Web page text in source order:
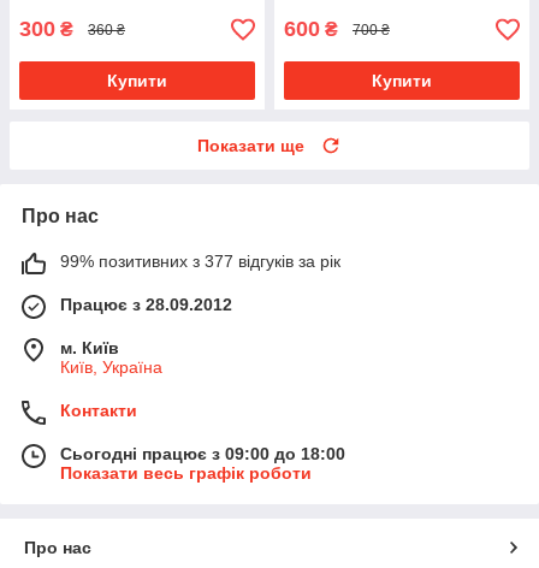
300 ₴ 360 ₴
Купити
600 ₴ 700 ₴
Купити
Показати ще
Про нас
99% позитивних з 377 відгуків за рік
Працює з 28.09.2012
м. Київ
Київ, Україна
Контакти
Сьогодні працює з 09:00 до 18:00
Показати весь графік роботи
Про нас